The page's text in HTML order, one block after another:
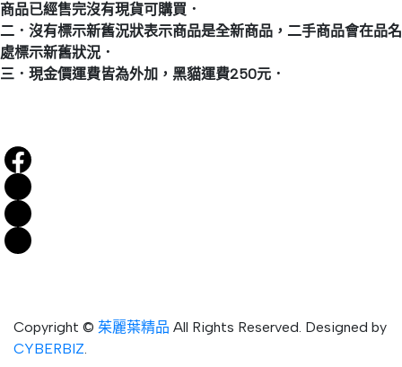
商品已經售完沒有現貨可購買．
二．沒有標示新舊況狀表示商品是全新商品，二手商品會在品名
處標示新舊狀況．
三．現金價運費皆為外加，黑貓運費250元．
Copyright © 茱麗葉精品 All Rights Reserved. Designed by
CYBERBIZ.